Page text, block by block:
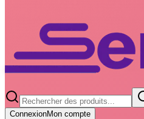
ConnexionMon compte